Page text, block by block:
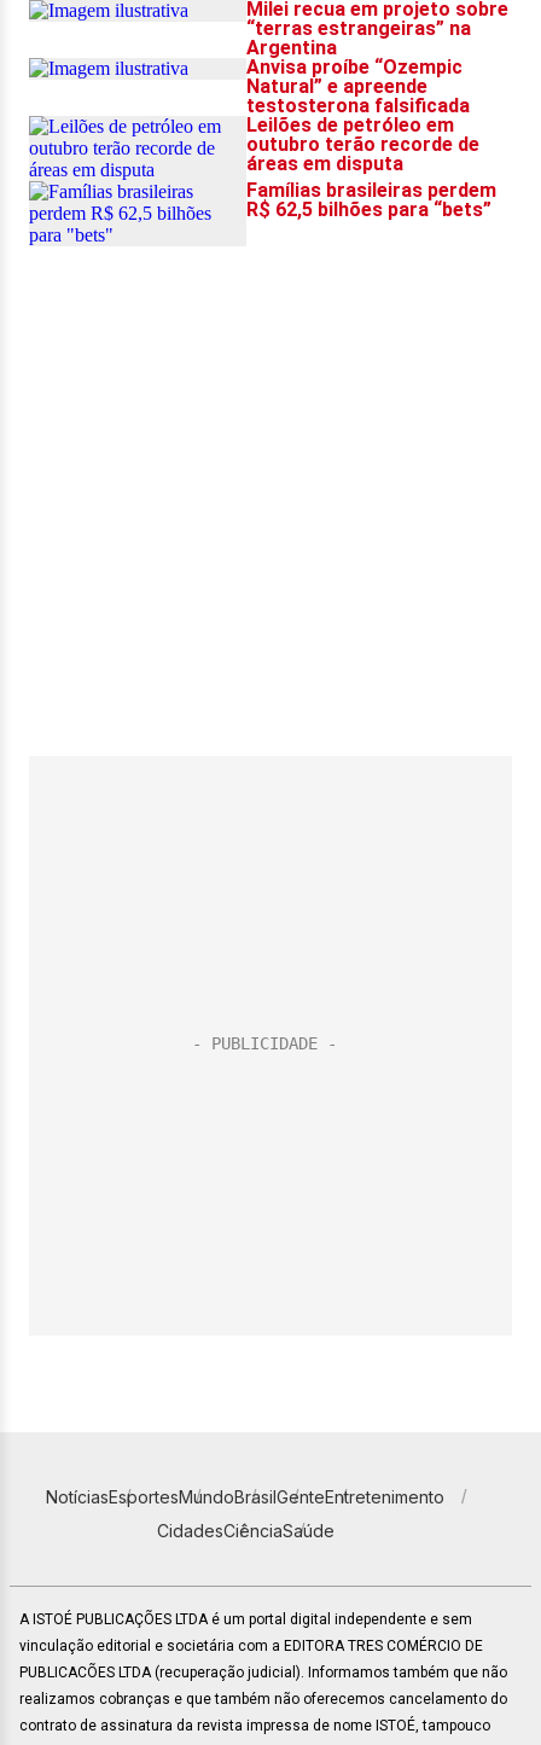
NotíciasEsportesMundoBrasilGenteEntretenimento
CidadesCiênciaSaúde
A ISTOÉ PUBLICAÇÕES LTDA é um portal digital independente e sem
vinculação editorial e societária com a EDITORA TRES COMÉRCIO DE
PUBLICACÕES LTDA (recuperação judicial). Informamos também que não
realizamos cobranças e que também não oferecemos cancelamento do
contrato de assinatura da revista impressa de nome ISTOÉ, tampouco